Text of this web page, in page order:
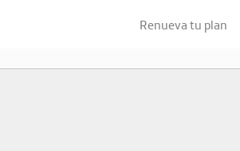
Renueva tu plan